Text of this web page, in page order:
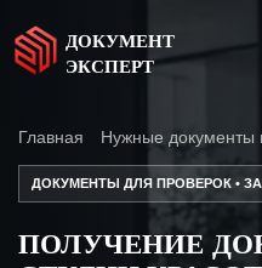
ДОКУМЕНТ
ЭКСПЕРТ
Главная Нужные документы
ДОКУМЕНТЫ ДЛЯ ПРОВЕРОК •
ПОЛУЧЕНИЕ